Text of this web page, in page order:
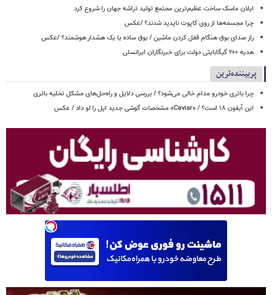
ایلان ماسک ساخت عظیم‌ترین مجتمع تولید تراشه جهان را شروع کرد
چرا مجسمه‌ها از روی کاپوت‌ ناپدید شدند؟ /عکس
راز صدای بوق هنگام قفل کردن ماشین / بوق ساده یا یک هشدار هوشمند؟ /عکس
هدیه ۲۰۰ گیگابایتی دولت برای خبرنگاران ایرانسلی
پربیننده‌ترین
چرا باتری خودرو مدام خالی می‌شود؟ / بررسی دلایل و راه‌حل‌های مشکل تخلیه باتری
این آیفون ۱۸ است؟ / «Caviar» مشخصات گوشی جدید اپل را لو داد / عکس